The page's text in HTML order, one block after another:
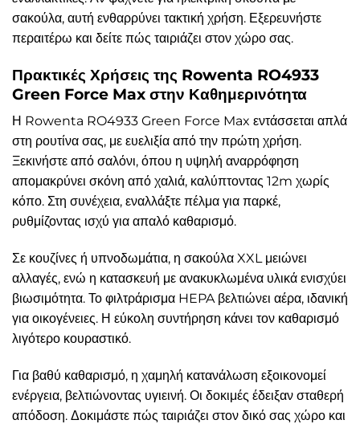
σακούλα, αυτή ενθαρρύνει τακτική χρήση. Εξερευνήστε
περαιτέρω και δείτε πώς ταιριάζει στον χώρο σας.
Πρακτικές Χρήσεις της Rowenta RO4933
Green Force Max στην Καθημερινότητα
Η Rowenta RO4933 Green Force Max εντάσσεται απλά
στη ρουτίνα σας, με ευελιξία από την πρώτη χρήση.
Ξεκινήστε από σαλόνι, όπου η υψηλή αναρρόφηση
απομακρύνει σκόνη από χαλιά, καλύπτοντας 12m χωρίς
κόπο. Στη συνέχεια, εναλλάξτε πέλμα για παρκέ,
ρυθμίζοντας ισχύ για απαλό καθαρισμό.
Σε κουζίνες ή υπνοδωμάτια, η σακούλα XXL μειώνει
αλλαγές, ενώ η κατασκευή με ανακυκλωμένα υλικά ενισχύει
βιωσιμότητα. Το φιλτράρισμα HEPA βελτιώνει αέρα, ιδανική
για οικογένειες. Η εύκολη συντήρηση κάνει τον καθαρισμό
λιγότερο κουραστικό.
Για βαθύ καθαρισμό, η χαμηλή κατανάλωση εξοικονομεί
ενέργεια, βελτιώνοντας υγιεινή. Οι δοκιμές έδειξαν σταθερή
απόδοση. Δοκιμάστε πώς ταιριάζει στον δικό σας χώρο και